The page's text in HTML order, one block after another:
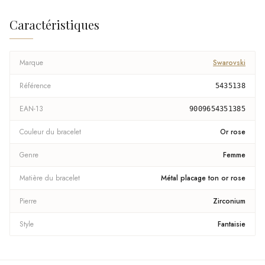
Caractéristiques
Marque Swarovski
Référence 5435138
EAN-13 9009654351385
Couleur du bracelet Or rose
Genre Femme
Matière du bracelet Métal placage ton or rose
Pierre Zirconium
Style Fantaisie